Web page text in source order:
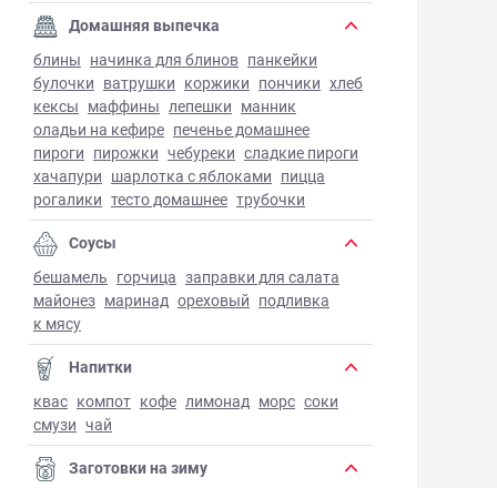
Домашняя выпечка
блины начинка для блинов панкейки
булочки ватрушки коржики пончики хлеб
кексы маффины лепешки манник
оладьи на кефире печенье домашнее
пироги пирожки чебуреки сладкие пироги
хачапури шарлотка с яблоками пицца
рогалики тесто домашнее трубочки
Соусы
бешамель горчица заправки для салата
майонез маринад ореховый подливка
к мясу
Напитки
квас компот кофе лимонад морс соки
смузи чай
Заготовки на зиму